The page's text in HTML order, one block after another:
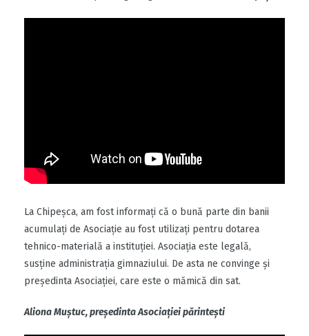
La Chipeșca, am fost informați că o bună parte din banii
acumulați de Asociație au fost utilizați pentru dotarea
tehnico-materială a instituției. Asociația este legală,
susține administrația gimnaziului. De asta ne convinge și
președinta Asociației, care este o mămică din sat.
Aliona Muștuc, președinta Asociației părintești